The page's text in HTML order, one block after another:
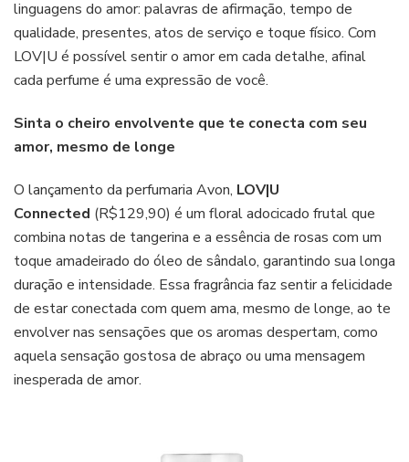
linguagens do amor: palavras de afirmação, tempo de
qualidade, presentes, atos de serviço e toque físico. Com
LOV|U é possível sentir o amor em cada detalhe, afinal
cada perfume é uma expressão de você.
Sinta o cheiro envolvente que te conecta com seu
amor, mesmo de longe
O lançamento da perfumaria Avon, LOV|U
Connected (R$129,90) é um floral adocicado frutal que
combina notas de tangerina e a essência de rosas com um
toque amadeirado do óleo de sândalo, garantindo sua longa
duração e intensidade. Essa fragrância faz sentir a felicidade
de estar conectada com quem ama, mesmo de longe, ao te
envolver nas sensações que os aromas despertam, como
aquela sensação gostosa de abraço ou uma mensagem
inesperada de amor.